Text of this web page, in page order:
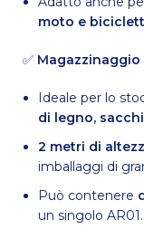
moto e
✅
Ideale per lo
di legno,
2 metri di
imballaggi di
Può contenere
un singolo AR01.